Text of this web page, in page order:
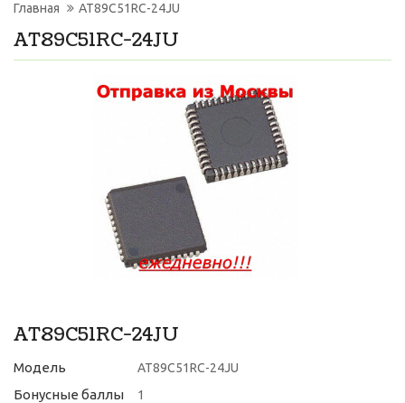
AT89C51RC-24JU
Главная AT89C51RC-24JU
AT89C51RC-24JU
Модель AT89C51RC-24JU
Бонусные баллы 1